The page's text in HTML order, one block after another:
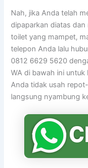
Nah, jika Anda telah
dipaparkan diatas
toilet yang mampet,
telepon Anda lalu
0812 6629 5620
WA di bawah ini
Anda tidak usah
langsung nyambung